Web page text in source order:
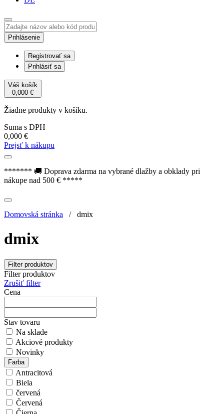
Prihlásenie
Registrovať sa
Prihlásiť sa
Váš košík
0,000 €
Žiadne produkty v košíku.
Suma s DPH
0,000 €
Prejsť k nákupu
******* 🚚 Doprava zdarma na vybrané dlažby a obklady pri
nákupe nad 500 € *****
Domovská stránka / dmix
dmix
Filter produktov
Filter produktov
Zrušiť filter
Cena
Stav tovaru
Na sklade
Akciové produkty
Novinky
Farba
Antracitová
Biela
červená
Červená